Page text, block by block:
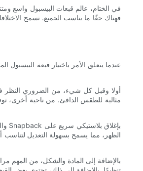
في الختام، عالم قبعات البيسبول واسع
فهناك حقًا ما يناسب الجميع. تسمح
عندما يتعلق الأمر باختيار قبعة
أولا وقبل كل شيء، من الضروري النظر في
مثالية للطقس الدافئ. من ناحية أخرى،
الظهر، مما يسمح بسهولة التعديل لتناسب
بالإضافة إلى المادة والشكل، من المهم